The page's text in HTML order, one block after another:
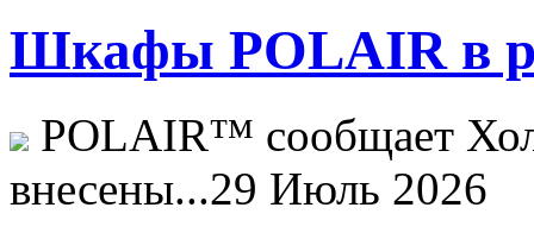
Шкафы POLAIR в
POLAIR™ сообщает
внесены...29 Июль 2026